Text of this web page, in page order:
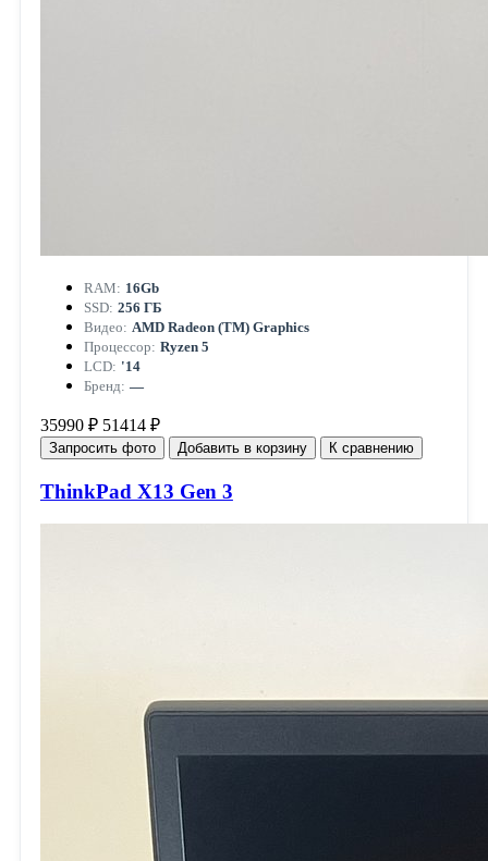
RAM: 16Gb
SSD: 256 ГБ
Видео: AMD Radeon (TM) Graphics
Процессор: Ryzen 5
LCD: '14
Бренд: —
35990 ₽ 51414 ₽
Запросить фото Добавить в корзину К сравнению
ThinkPad X13 Gen 3